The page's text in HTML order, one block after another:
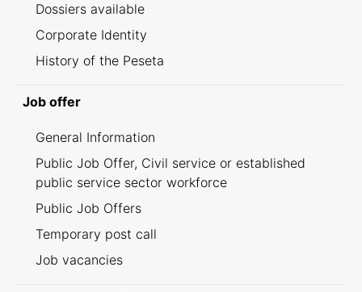
Dossiers available
Corporate Identity
History of the Peseta
Job offer
General Information
Public Job Offer, Civil service or established
public service sector workforce
Public Job Offers
Temporary post call
Job vacancies